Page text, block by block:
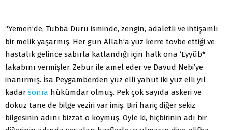
“Yemen’de, Tübba Dürü isminde, zengin, adaletli ve ihtişamlı
bir melik yaşarmış. Her gün Allah’a yüz kerre tövbe ettiği ve
hastalık gelince sabırla katlandığı için halk ona ‘Eyyûb*
laka­bını vermişler. Zebur ile amel eder ve Davud Nebi’ye
inanırmış. İsa Peygam­berden yüz elli yahut iki yüz elli yıl
kadar sonra hükümdar olmuş. Pek çok sayıda askeri ve
dokuz tane de bilge veziri var imiş. Biri hariç diğer sekiz
bilgesinin adını bizzat o koymuş. Öyle ki, hiçbirinin adı bir